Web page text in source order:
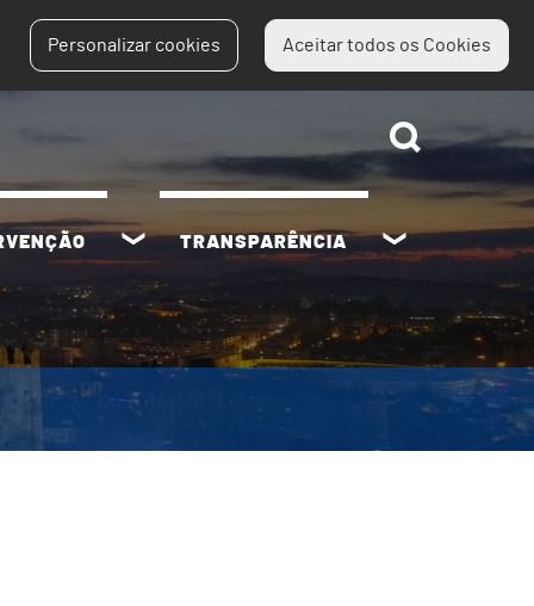
Personalizar cookies Aceitar todos os Cookies
TRANSPARÊNCIA